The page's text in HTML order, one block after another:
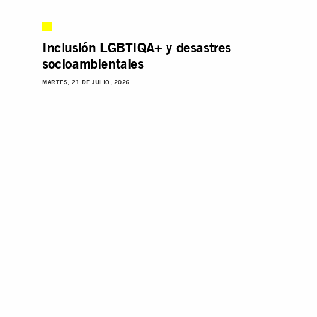
Inclusión LGBTIQA+ y desastres
socioambientales
MARTES, 21 DE JULIO, 2026